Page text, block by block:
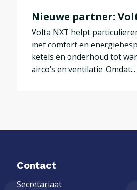
Nieuwe partner:
Volta NXT helpt
met comfort en
ketels en onderhoud tot
airco’s en ventilatie. Omdat...
Contact
Secretariaat